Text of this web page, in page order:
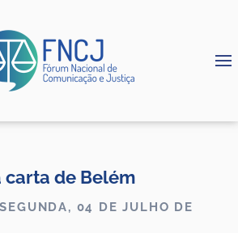
carta de Belém
04 DE JULHO DE